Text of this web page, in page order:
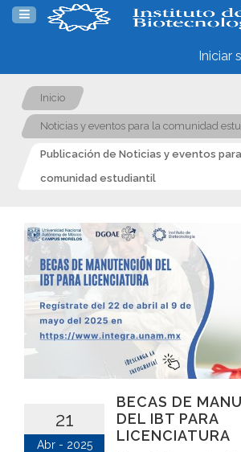
Iniciar
Inicio
Noticias y eventos para la comunidad
Publicación de Noticias y eventos
comunidad estudiantil
21
Abr - 2025
BECAS DE
DEL IBT PARA
LICENCIATURA